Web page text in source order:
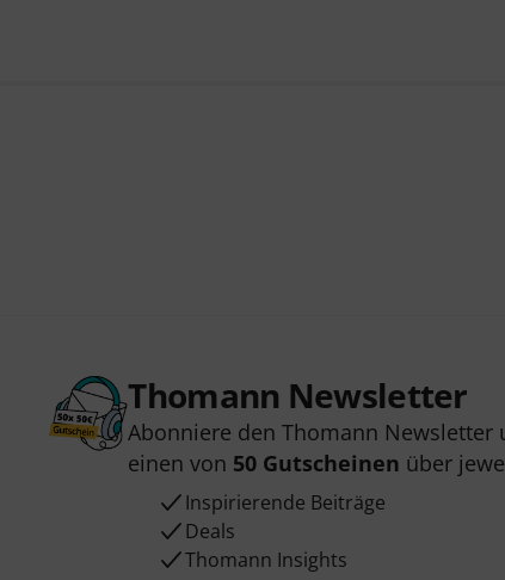
Thomann Newsletter
Abonniere den Thomann Newsletter
einen von 50 Gutscheinen über
Inspirierende Beiträge
Deals
Thomann Insights